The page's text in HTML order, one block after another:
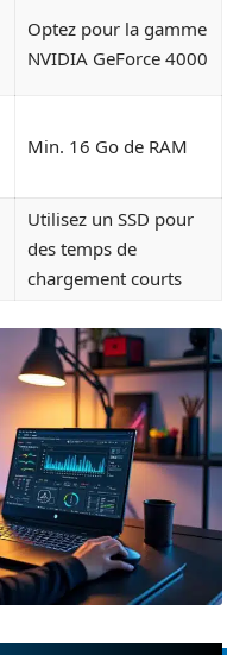
Optez pour la gamme
NVIDIA GeForce 4000
Min. 16 Go de RAM
Utilisez un SSD pour
des temps de
chargement courts